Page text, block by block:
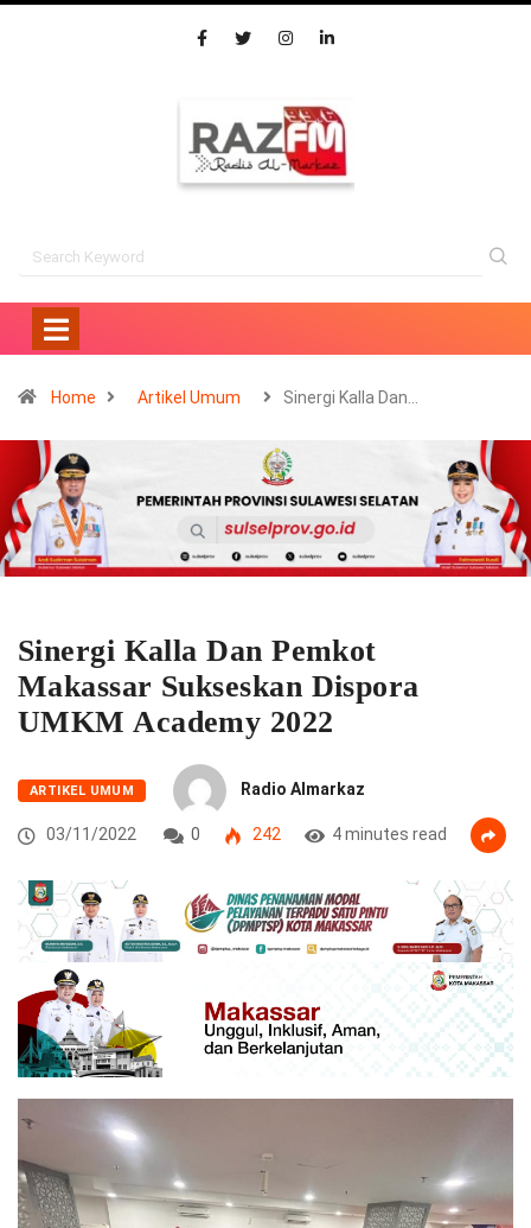
Home Artikel Umum Sinergi Kalla Dan…
Sinergi Kalla Dan Pemkot
Makassar Sukseskan Dispora
UMKM Academy 2022
ARTIKEL UMUM Radio Almarkaz
03/11/2022 0 242 4 minutes read